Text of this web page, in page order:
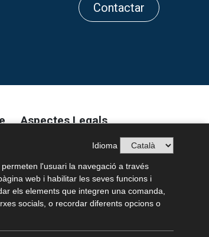
Contactar
Aspectes Legals
Sistema Intern d’Informació (SIIF)
Política de qualitat
Política de cookies
Idioma
l'usuari la navegació a través
web i habilitar les seves funcions i
els elements que integren una comanda,
socials, o recordar diferents opcions o